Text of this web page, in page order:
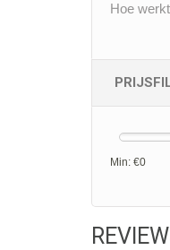
Hoe
Min: €0